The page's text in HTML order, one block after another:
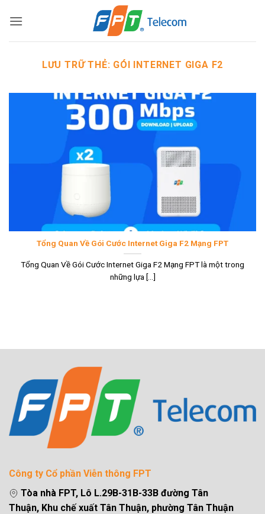
qua
LƯU TRỮ THẺ: GÓI INTERNET GIGA F2
Tổng Quan Về Gói Cước Internet Giga F2 Mạng FPT
Tổng Quan Về Gói Cước Internet Giga F2 Mạng FPT là một trong
những lựa [...]
Công ty Cổ phần Viễn thông FPT
Tòa nhà FPT, Lô L.29B-31B-33B đường Tân
Thuận, Khu chế xuất Tân Thuận, phường Tân Thuận